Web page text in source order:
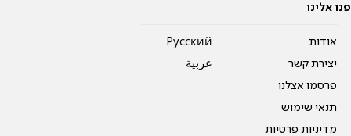
פנו אלינו
אודות
יצירת קשר
פרסמו אצלנו
תנאי שימוש
מדיניות פרטיות
Pусский
عربية